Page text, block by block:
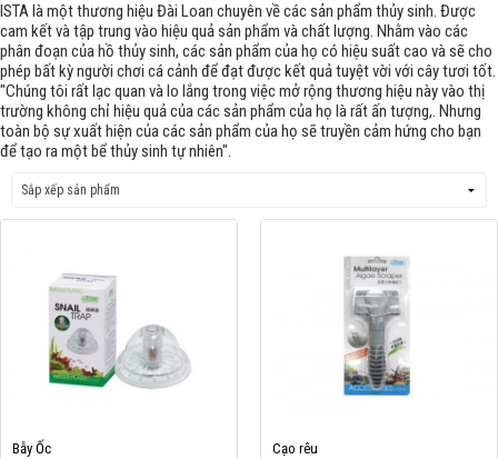
ISTA là một thương hiệu Đài Loan chuyên về các sản phẩm thủy sinh. Được
cam kết và tập trung vào hiệu quả sản phẩm và chất lượng. Nhằm vào các
phân đoạn của hồ thủy sinh, các sản phẩm của họ có hiệu suất cao và sẽ cho
phép bất kỳ người chơi cá cảnh để đạt được kết quả tuyệt vời với cây tươi tốt.
"Chúng tôi rất lạc quan và lo lắng trong việc mở rộng thương hiệu này vào thị
trường không chỉ hiệu quả của các sản phẩm của họ là rất ấn tượng,. Nhưng
toàn bộ sự xuất hiện của các sản phẩm của họ sẽ truyền cảm hứng cho bạn
để tạo ra một bể thủy sinh tự nhiên".
Bẫy Ốc Cạo rêu
Giới thiệu
Dịch vụ
Dự Án
Cá Koi